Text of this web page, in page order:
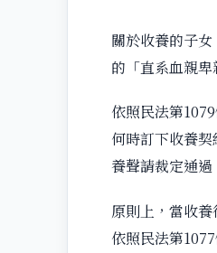
關於收養的子
的「直系血親
依照民法第
何時訂下收養
養聲請裁定通
原則上，當收
依照民法第